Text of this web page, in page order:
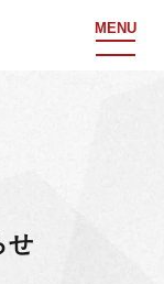
MENU
せ